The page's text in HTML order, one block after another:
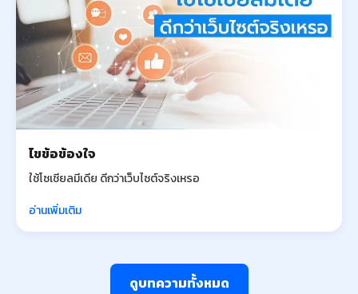
ไขข้อข้องใจ
ใช้โซเชียลมีเดีย ดีกว่าเว็บไซต์จริงเหรอ
อ่านเพิ่มเติม
ดูบทความทั้งหมด